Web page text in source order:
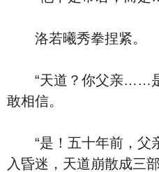
洛若曦秀拳捏紧。
“天道？你父亲……是
敢相信。
“是！五十年前，父
入昏迷，天道崩散成三